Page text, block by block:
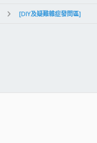
[DIY及疑難雜症發問區]